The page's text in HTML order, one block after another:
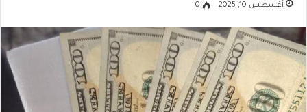
أغسطس 10, 2025 0